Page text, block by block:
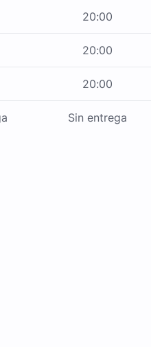
20:00
20:00
20:00
Sin entrega